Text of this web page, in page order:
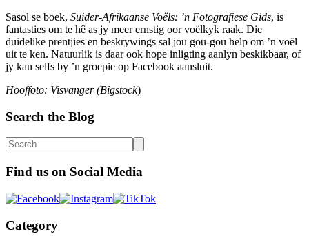
Sasol se boek, Suider-Afrikaanse Voëls: ’n Fotografiese Gids, is
fantasties om te hê as jy meer ernstig oor voëlkyk raak. Die
duidelike prentjies en beskrywings sal jou gou-gou help om ’n voël
uit te ken. Natuurlik is daar ook hope inligting aanlyn beskikbaar, of
jy kan selfs by ’n groepie op Facebook aansluit.
Hooffoto: Visvanger (Bigstock)
Search the Blog
Find us on Social Media
Category